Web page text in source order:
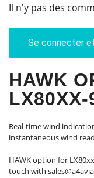
Il n'y pas des
Se connecter
HAWK
LX80XX-
Real-time wind
instantaneous wind
HAWK option for
touch with